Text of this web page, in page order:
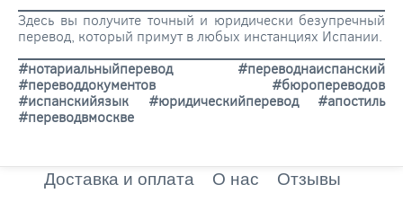
Здесь вы получите точный и юридически безупречный
перевод, который примут в любых инстанциях Испании.
#нотариальныйперевод #переводнаиспанский
#переводдокументов #бюропереводов
#испанскийязык #юридическийперевод #апостиль
#переводвмоскве
Доставка и оплата О нас Отзывы